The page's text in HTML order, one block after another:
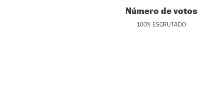
Número de votos
100% ESCRUTADO